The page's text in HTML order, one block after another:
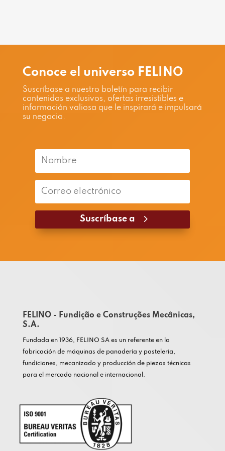
Conoce el universo FELINO
Suscríbase a nuestro boletín para recibir
contenidos exclusivos, ofertas irresistibles e
información valiosa que le inspirará e impulsará
su negocio.
Suscríbase a
FELINO - Fundição e Construções Mecânicas,
S.A.
Fundada en 1936, FELINO SA es un referente en la
fabricación de máquinas de panadería y pastelería,
fundiciones, mecanizado y producción de piezas técnicas
para el mercado nacional e internacional.